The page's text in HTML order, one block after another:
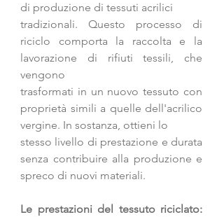
di produzione di tessuti acrilici
tradizionali. Questo processo di
riciclo comporta la raccolta e la
lavorazione di rifiuti tessili, che
vengono
trasformati in un nuovo tessuto con
proprietà simili a quelle dell'acrilico
vergine. In sostanza, ottieni lo
stesso livello di prestazione e durata
senza contribuire alla produzione e
spreco di nuovi materiali.
Le prestazioni del tessuto riciclato: